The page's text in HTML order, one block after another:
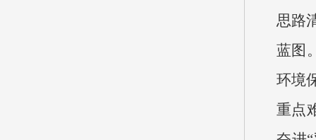
思路
蓝图
环境
重点